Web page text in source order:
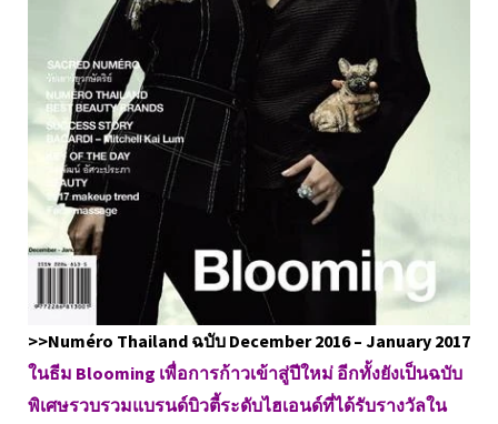
>>Numéro Thailand ฉบับ December 2016 – January 2017
ในธีม Blooming เพื่อการก้าวเข้าสู่ปีใหม่ อีกทั้งยังเป็นฉบับ
พิเศษรวบรวมแบรนด์บิวตี้ระดับไฮเอนด์ที่ได้รับรางวัลใน